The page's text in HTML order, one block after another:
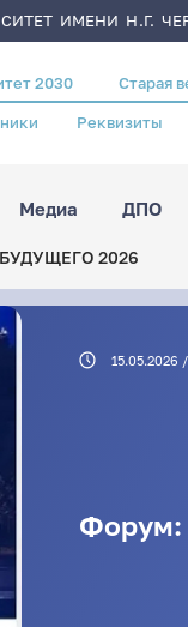
ИМЕНИ Н.Г.
2030 Старая
Реквизиты
Медиа ДПО
2026
15.05.2026